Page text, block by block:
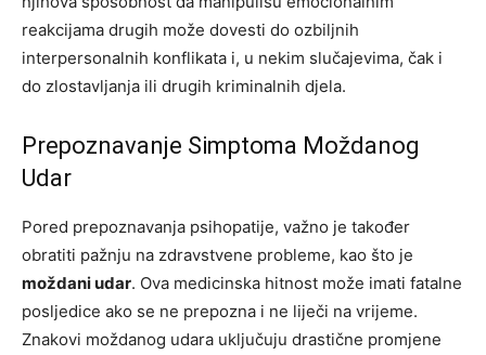
reakcijama drugih može dovesti do ozbiljnih
interpersonalnih konflikata i, u nekim slučajevima, čak i
do zlostavljanja ili drugih kriminalnih djela.
Prepoznavanje Simptoma Moždanog
Udar
Pored prepoznavanja psihopatije, važno je također
obratiti pažnju na zdravstvene probleme, kao što je
moždani udar. Ova medicinska hitnost može imati fatalne
posljedice ako se ne prepozna i ne liječi na vrijeme.
Znakovi moždanog udara uključuju drastične promjene